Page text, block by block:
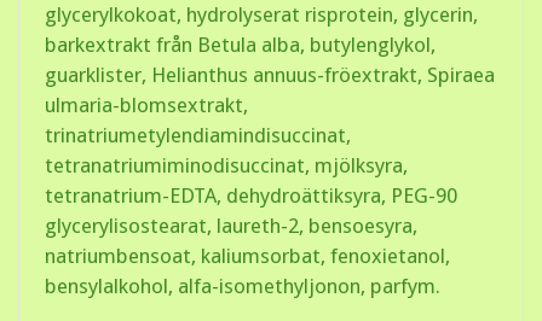
glycerylkokoat, hydrolyserat risprotein, glycerin,
barkextrakt från Betula alba, butylenglykol,
guarklister, Helianthus annuus-fröextrakt, Spiraea
ulmaria-blomsextrakt,
trinatriumetylendiamindisuccinat,
tetranatriumiminodisuccinat, mjölksyra,
tetranatrium-EDTA, dehydroättiksyra, PEG-90
glycerylisostearat, laureth-2, bensoesyra,
natriumbensoat, kaliumsorbat, fenoxietanol,
bensylalkohol, alfa-isomethyljonon, parfym.